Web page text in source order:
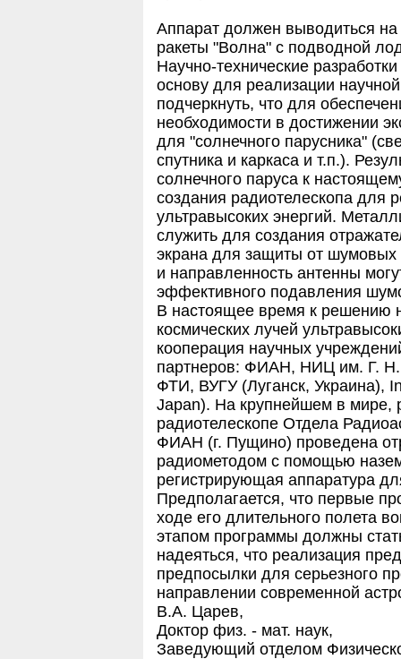
Аппарат должен выводиться
ракеты "Волна" с подводной
Научно-технические
основу для реализации
подчеркнуть, что для
необходимости в достижении
для "солнечного парусника"
спутника и каркаса и т.п.).
солнечного паруса к
создания радиотелескопа для
ультравысоких энергий.
служить для создания
экрана для защиты от шумовых
и направленность антенны
эффективного подавления
В настоящее время к решению
космических лучей
кооперация научных
партнеров: ФИАН, НИЦ им. Г.
ФТИ, ВУГУ (Луганск, Украина),
Japan). На крупнейшем в мире,
радиотелескопе Отдела
ФИАН (г. Пущино) проведена
радиометодом с помощью
регистрирующая аппаратура
Предполагается, что первые
ходе его длительного полета
этапом программы должны
надеяться, что реализация
предпосылки для серьезного
направлении современной
В.А. Царев,
Доктор физ. - мат. наук,
Заведующий отделом